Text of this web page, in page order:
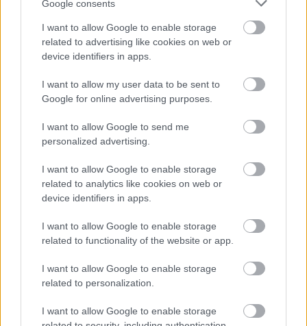
Google consents
I want to allow Google to enable storage
related to advertising like cookies on web or
device identifiers in apps.
I want to allow my user data to be sent to
Google for online advertising purposes.
I want to allow Google to send me
personalized advertising.
I want to allow Google to enable storage
related to analytics like cookies on web or
device identifiers in apps.
I want to allow Google to enable storage
related to functionality of the website or app.
I want to allow Google to enable storage
related to personalization.
I want to allow Google to enable storage
5. ANGEL ALARCON - Καφέ δερμάτινο -
Βρες το